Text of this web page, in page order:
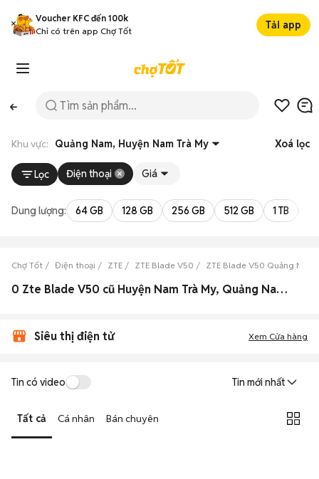
Voucher KFC đến 100k
Chỉ có trên app Chợ Tốt
Tải app
Khu vực: Quảng Nam, Huyện Nam Trà My Xoá lọc
Lọc Điện thoại Giá
Dung lượng: 64 GB 128 GB 256 GB 512 GB 1 TB
Chợ Tốt Điện thoại ZTE ZTE Blade V50 ZTE Blade V50 Quảng Nam
0 Zte Blade V50 cũ Huyện Nam Trà My, Quảng Nam đẹp
Siêu thị điện tử Xem Cửa hàng
Tin có video Tin mới nhất
Tất cả Cá nhân Bán chuyên